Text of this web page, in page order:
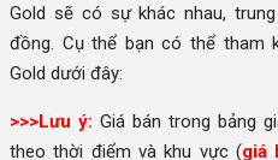
Gold sẽ có sự khác nhau,
đồng. Cụ thể bạn có thể tham
Gold dưới đây:
>>>Lưu ý: Giá bán trong bảng
theo thời điểm và khu vực (giá